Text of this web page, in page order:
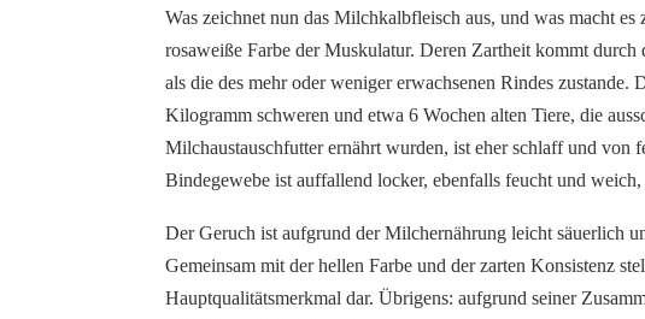
Was zeichnet nun das Milchkalbfleisch aus, und was macht
rosaweiße Farbe der Muskulatur. Deren Zartheit kommt
als die des mehr oder weniger erwachsenen Rindes
Kilogramm schweren und etwa 6 Wochen alten Tiere, die
Milchaustauschfutter ernährt wurden, ist eher schlaff und von
Bindegewebe ist auffallend locker, ebenfalls feucht und
Der Geruch ist aufgrund der Milchernährung leicht säuerlich
Gemeinsam mit der hellen Farbe und der zarten Konsistenz
Hauptqualitätsmerkmal dar. Übrigens: aufgrund seiner